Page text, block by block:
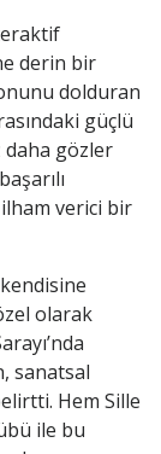
derin bir
dolduran
güçlü
daha gözler
verici bir
olarak
sanatsal
Hem Sille
ile bu